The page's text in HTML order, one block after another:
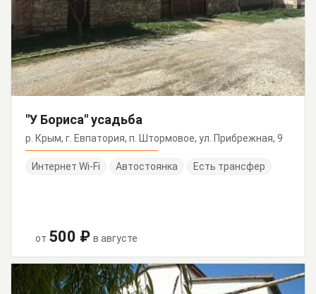
"У Бориса" усадьба
р. Крым, г. Евпатория, п. Штормовое, ул. Прибрежная, 9
Интернет Wi-Fi Автостоянка Есть трансфер
от 500 ₽ в августе